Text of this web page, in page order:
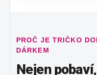
PROČ JE TRIČKO
DÁRKEM
Nejen